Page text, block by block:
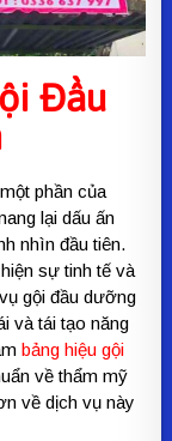
Đầu
phần của
lại dấu ấn
nhìn đầu tiên.
sự tinh tế và
gội đầu dưỡng
và tái tạo năng
bảng hiệu gội
về thẩm mỹ
về dịch vụ này